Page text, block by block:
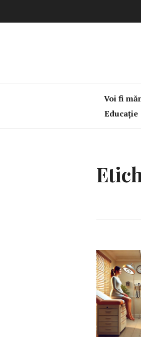
la
Voi fi
Educație